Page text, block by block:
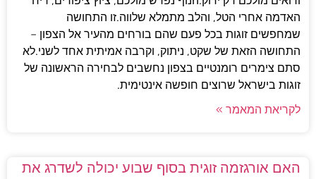
האדמה אחרי הטל, והלב מתמלא שלווה.זו התחושה
שמחפשים זוגות בכל פעם שהם בורחים מהעיר אל הצפון –
התחושה הזאת של שקט, ניתוק, וקרבה אמיתית אחד לשני.לא
סתם צימרים רומנטיים בצפון נחשבים לבחירה הראשונה של
זוגות בישראל שרוצים חופשה אינטימית.
לקריאת המאמר »
האם אורגזמה זוגית בסוף שבוע יכולה לשדרג את